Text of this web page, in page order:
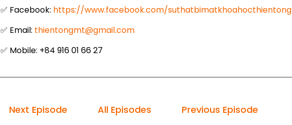
✅ Facebook: https://www.facebook.com/suthatbimatkhoahocthientong
✅ Email: thientongmt@gmail.com
✅ Mobile: +84 916 01 66 27
Next Episode All Episodes Previous Episode